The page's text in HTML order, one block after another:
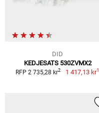
DID
KEDJESATS 530ZVMX2
RFP 2 735,28 kr2 1 417,13 kr1